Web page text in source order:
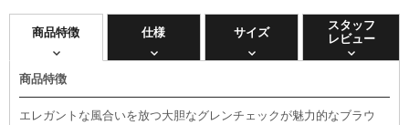
商品特徴 仕様 サイズ
スタッフ
レビュー
商品特徴
エレガントな風合いを放つ大胆なグレンチェックが魅力的なブラウ